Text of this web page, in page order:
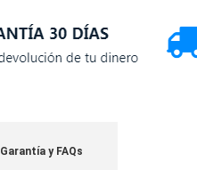
Garantía y FAQs